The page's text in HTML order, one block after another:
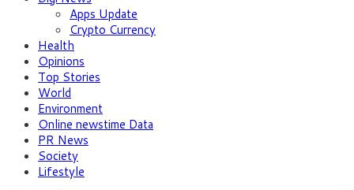
Apps Update
Crypto Currency
Health
Opinions
Top Stories
World
Environment
Online newstime Data
PR News
Society
Lifestyle